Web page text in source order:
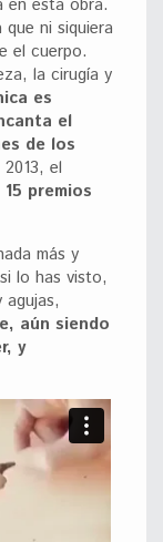
en esta obra.
ni siquiera
el cuerpo.
la cirugía y
es
el
de los
el
15 premios
más y
lo has visto,
agujas,
aún siendo
y